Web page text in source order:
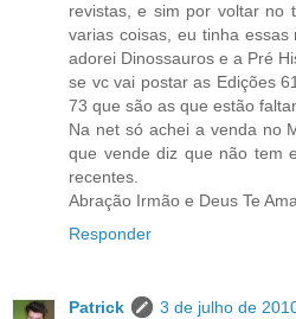
revistas, e sim por voltar no
varias coisas, eu tinha
adorei Dinossauros e a Pré
se vc vai postar as Edições
73 que são as que estão
Na net só achei a venda no
que vende diz que não tem
recentes.
Abração Irmão e Deus Te
Responder
Patrick
3 de julho de